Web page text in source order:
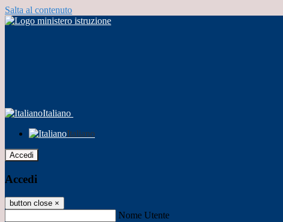
Salta al contenuto
Italiano
Italiano
Accedi
Accedi
button close ×
Nome Utente